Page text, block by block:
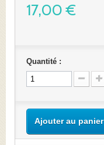
17,00 €
Quantité :
Ajouter au panier